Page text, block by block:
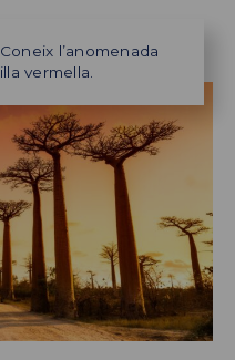
Coneix l’anomenada
illa vermella.